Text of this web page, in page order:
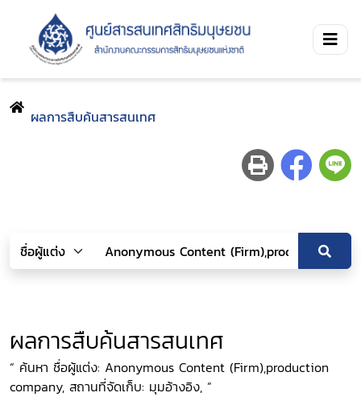
ผลการสืบค้นสารสนเทศ
ผลการสืบค้นสารสนเทศ
“ ค้นหา ชื่อผู้แต่ง: Anonymous Content (Firm),production
company, สถานที่จัดเก็บ: มุมอ้างอิง, ”